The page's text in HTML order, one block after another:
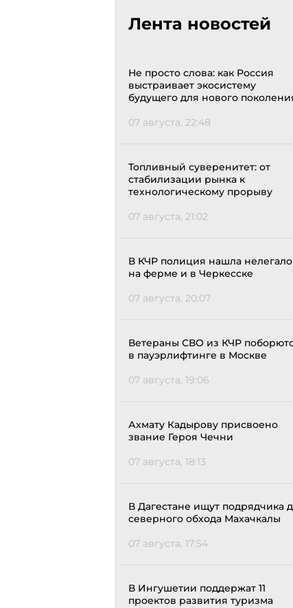
Лента новостей
Не просто слова: как Россия
выстраивает экосистему
будущего для нового
07 августа, 22:48
Топливный суверенитет: от
стабилизации рынка к
технологическому прорыву
07 августа, 21:02
В КЧР полиция нашла
на ферме и в Черкесске
07 августа, 20:07
Ветераны СВО из КЧР
в пауэрлифтинге в Москве
07 августа, 19:06
Ахмату Кадырову присвоено
звание Героя Чечни
07 августа, 18:13
В Дагестане ищут подрядчика
северного обхода Махачкалы
07 августа, 17:54
В Ингушетии поддержат 11
проектов развития туризма